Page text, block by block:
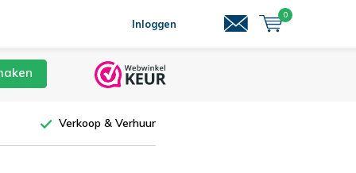
Inloggen
0
Verkoop & Verhuur